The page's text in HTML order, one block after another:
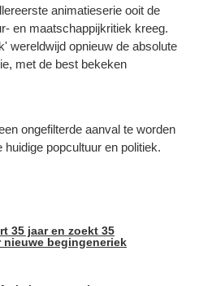
animatieserie ooit de
en maatschappijkritiek kreeg.
wereldwijd opnieuw de absolute
met de best bekeken
ongefilterde aanval te worden
popcultuur en politiek.
35 jaar en zoekt 35
nieuwe begingeneriek